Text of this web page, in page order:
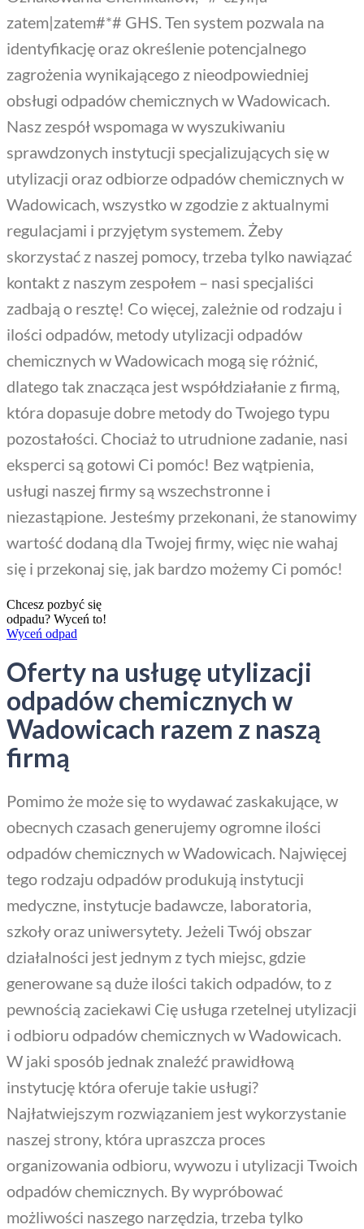
zatem|zatem#*# GHS. Ten system pozwala na
identyfikację oraz określenie potencjalnego
zagrożenia wynikającego z nieodpowiedniej
obsługi odpadów chemicznych w Wadowicach.
Nasz zespół wspomaga w wyszukiwaniu
sprawdzonych instytucji specjalizujących się w
utylizacji oraz odbiorze odpadów chemicznych w
Wadowicach, wszystko w zgodzie z aktualnymi
regulacjami i przyjętym systemem. Żeby
skorzystać z naszej pomocy, trzeba tylko nawiązać
kontakt z naszym zespołem – nasi specjaliści
zadbają o resztę! Co więcej, zależnie od rodzaju i
ilości odpadów, metody utylizacji odpadów
chemicznych w Wadowicach mogą się różnić,
dlatego tak znacząca jest współdziałanie z firmą,
która dopasuje dobre metody do Twojego typu
pozostałości. Chociaż to utrudnione zadanie, nasi
eksperci są gotowi Ci pomóc! Bez wątpienia,
usługi naszej firmy są wszechstronne i
niezastąpione. Jesteśmy przekonani, że stanowimy
wartość dodaną dla Twojej firmy, więc nie wahaj
się i przekonaj się, jak bardzo możemy Ci pomóc!
Chcesz pozbyć się
odpadu? Wyceń to!
Wyceń odpad
Oferty na usługę utylizacji
odpadów chemicznych w
Wadowicach razem z naszą
firmą
Pomimo że może się to wydawać zaskakujące, w
obecnych czasach generujemy ogromne ilości
odpadów chemicznych w Wadowicach. Najwięcej
tego rodzaju odpadów produkują instytucji
medyczne, instytucje badawcze, laboratoria,
szkoły oraz uniwersytety. Jeżeli Twój obszar
działalności jest jednym z tych miejsc, gdzie
generowane są duże ilości takich odpadów, to z
pewnością zaciekawi Cię usługa rzetelnej utylizacji
i odbioru odpadów chemicznych w Wadowicach.
W jaki sposób jednak znaleźć prawidłową
instytucję która oferuje takie usługi?
Najłatwiejszym rozwiązaniem jest wykorzystanie
naszej strony, która upraszcza proces
organizowania odbioru, wywozu i utylizacji Twoich
odpadów chemicznych. By wypróbować
możliwości naszego narzędzia, trzeba tylko